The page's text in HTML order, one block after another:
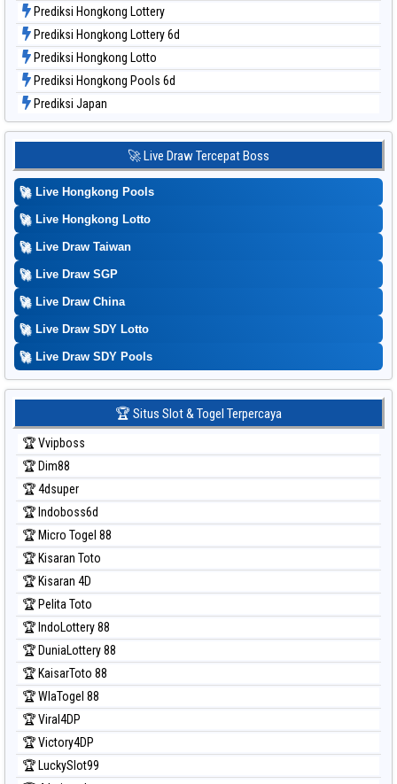
Prediksi Hongkong Lottery
Prediksi Hongkong Lottery 6d
Prediksi Hongkong Lotto
Prediksi Hongkong Pools 6d
Prediksi Japan
Prediksi Japan 6d
Prediksi Kuda Lari
Prediksi Magnum Cambodia
Prediksi Nagoya
Prediksi North Carolina Day
Prediksi Singapore
Prediksi Sydney
Prediksi Sydney Lottery
Prediksi Sydney Lottery 6d
Prediksi Sydney Lotto
Prediksi Sydney Pools 6d
Prediksi Taipei
Prediksi Taiwan
🚀 Live Draw Tercepat Boss
🚀 Live Hongkong Pools
🚀 Live Hongkong Lotto
🚀 Live Draw Taiwan
🚀 Live Draw SGP
🚀 Live Draw China
🚀 Live Draw SDY Lotto
🚀 Live Draw SDY Pools
🏆 Situs Slot & Togel Terpercaya
🏆 Vvipboss
🏆 Dim88
🏆 4dsuper
🏆 Indoboss6d
🏆 Micro Togel 88
🏆 Kisaran Toto
🏆 Kisaran 4D
🏆 Pelita Toto
🏆 IndoLottery 88
🏆 DuniaLottery 88
🏆 KaisarToto 88
🏆 WlaTogel 88
🏆 Viral4DP
🏆 Victory4DP
🏆 LuckySlot99